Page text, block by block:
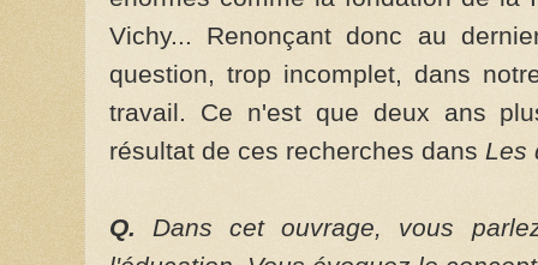
Vichy... Renonçant donc au
question, trop incomplet, dans
travail. Ce n'est que deux ans
résultat de ces recherches dans Les
Q. Dans cet ouvrage, vous